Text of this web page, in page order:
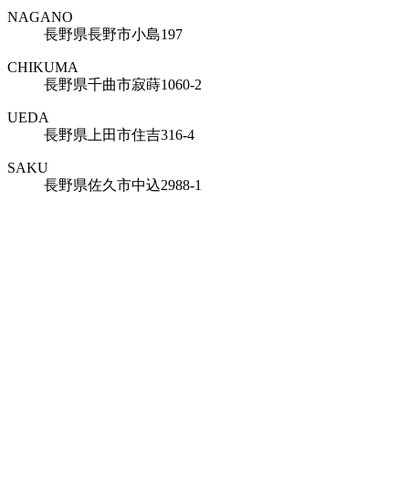
NAGANO
長野県長野市小島197
CHIKUMA
長野県千曲市寂蒔1060-2
UEDA
長野県上田市住吉316-4
SAKU
長野県佐久市中込2988-1